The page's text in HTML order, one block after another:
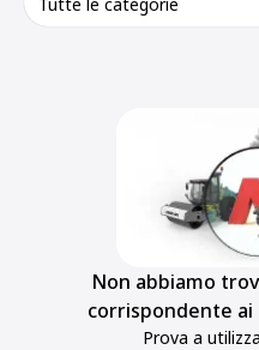
Non abbiamo
corrispondente
Prova a